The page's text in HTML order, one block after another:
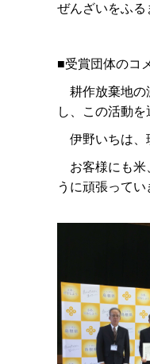
ぜんざいをふる
■受賞団体のコ
耕作放棄地の
し、この活動
伊野いちは、
お客様にも米
うに頑張ってい